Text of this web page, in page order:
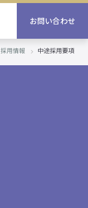
お問い合わせ
採用情報 中途採用要項